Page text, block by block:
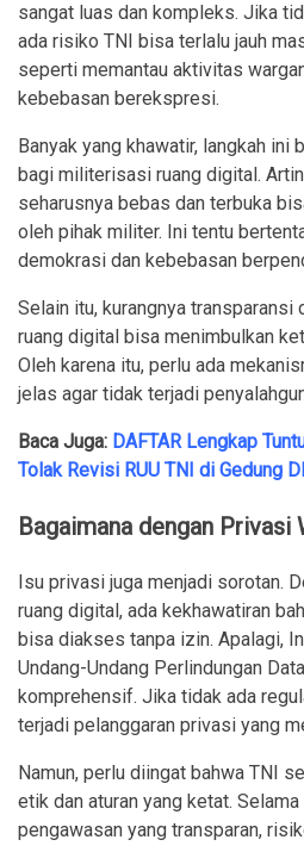
sangat luas dan kompleks. Jika
ada risiko TNI bisa terlalu jauh
seperti memantau aktivitas
kebebasan berekspresi.
Banyak yang khawatir, langkah ini
bagi militerisasi ruang digital.
seharusnya bebas dan terbuka
oleh pihak militer. Ini tentu
demokrasi dan kebebasan
Selain itu, kurangnya
ruang digital bisa menimbulkan
Oleh karena itu, perlu ada
jelas agar tidak terjadi
Baca Juga: DAFTAR Lengkap
Tolak Revisi RUU TNI di Gedung
Bagaimana dengan Privasi
Isu privasi juga menjadi sorotan.
ruang digital, ada kekhawatiran
bisa diakses tanpa izin. Apalagi,
Undang-Undang Perlindungan
komprehensif. Jika tidak ada
terjadi pelanggaran privasi yang
Namun, perlu diingat bahwa TNI
etik dan aturan yang ketat.
pengawasan yang transparan,